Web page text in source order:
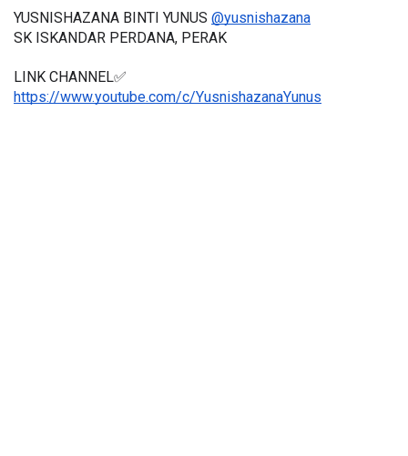
YUSNISHAZANA BINTI YUNUS @yusnishazana
SK ISKANDAR PERDANA, PERAK
LINK CHANNEL✅
https://www.youtube.com/c/YusnishazanaYunus